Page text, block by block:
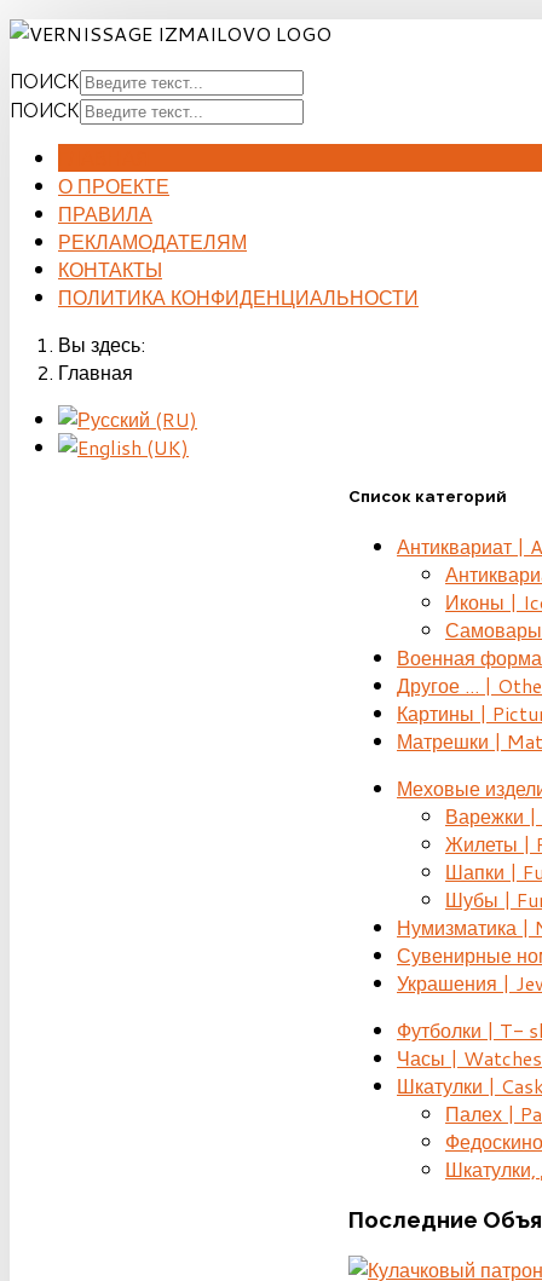
ПОИСК
ПОИСК
О ПРОЕКТЕ
ПРАВИЛА
РЕКЛАМОДАТЕЛЯМ
КОНТАКТЫ
ПОЛИТИКА КОНФИДЕНЦИАЛЬНОСТИ
Вы здесь:
Главная
Список категорий
Антиквариат |
Иконы |
Военная
Другое ... |
Картины |
Матрешки |
Меховые
Варежки
Жилеты |
Шапки |
Шубы |
Нумизматика |
Сувенирные
Украшения |
Футболки | T-
Часы | Watches
Шкатулки |
Палех |
Последние